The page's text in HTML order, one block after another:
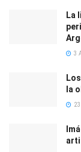
La
3
la